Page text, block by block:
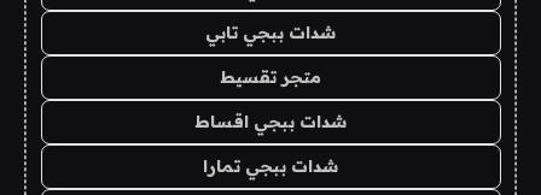
شدات ببجي تابي
متجر تقسيط
شدات ببجي اقساط
شدات ببجي تمارا